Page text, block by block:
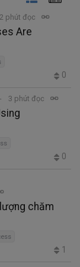
2 phút đọc
Are
0
3 phút đọc
0
chăm
1